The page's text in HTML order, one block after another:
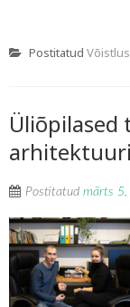
Postitatud
Üliõpilased
Postitatud märts